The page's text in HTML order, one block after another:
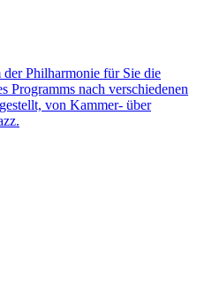
der Philharmonie für Sie die
Programms nach verschiedenen
von Kammer- über